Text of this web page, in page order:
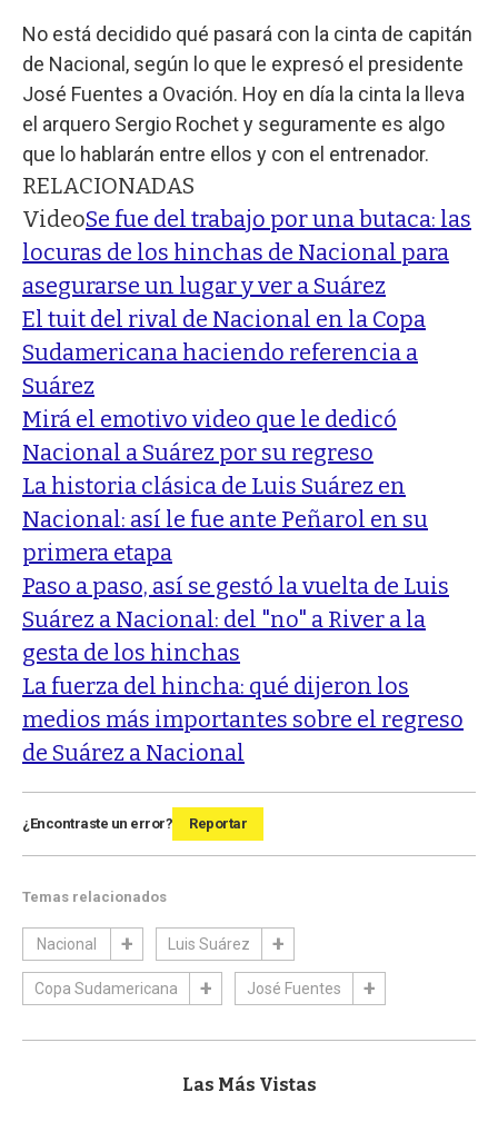
No está decidido qué pasará con la cinta de capitán
de Nacional, según lo que le expresó el presidente
José Fuentes a Ovación. Hoy en día la cinta la lleva
el arquero Sergio Rochet y seguramente es algo
que lo hablarán entre ellos y con el entrenador.
RELACIONADAS
VideoSe fue del trabajo por una butaca: las
locuras de los hinchas de Nacional para
asegurarse un lugar y ver a Suárez
El tuit del rival de Nacional en la Copa
Sudamericana haciendo referencia a
Suárez
Mirá el emotivo video que le dedicó
Nacional a Suárez por su regreso
La historia clásica de Luis Suárez en
Nacional: así le fue ante Peñarol en su
primera etapa
Paso a paso, así se gestó la vuelta de Luis
Suárez a Nacional: del "no" a River a la
gesta de los hinchas
La fuerza del hincha: qué dijeron los
medios más importantes sobre el regreso
de Suárez a Nacional
¿Encontraste un error? Reportar
Temas relacionados
Nacional Luis Suárez
Copa Sudamericana José Fuentes
Las Más Vistas